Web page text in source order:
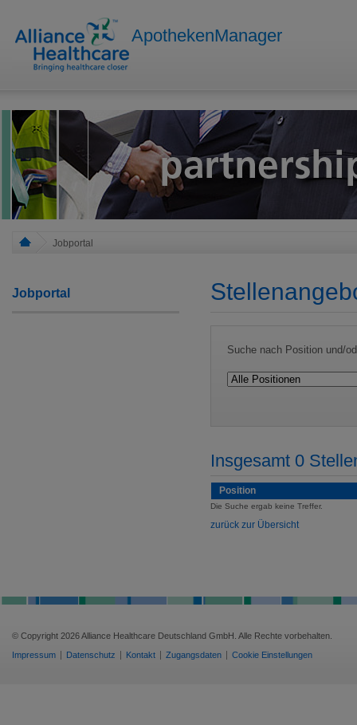
ApothekenManager
Jobportal
Jobportal
Suche nach Position und/
Insgesamt 0
Position
Die Suche ergab keine Treffer.
zurück zur Übersicht
© Copyright 2026 Alliance Healthcare Deutschland GmbH. Alle Rechte vorbehalten.
Impressum
Datenschutz Kontakt Zugangsdaten Cookie Einstellungen